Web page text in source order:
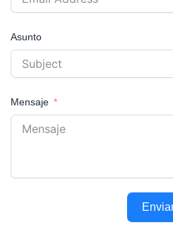
Asunto
Mensaje